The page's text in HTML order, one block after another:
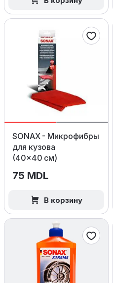
SONAX - Микрофибры
для кузова
(40×40 см)
75 MDL
В корзину